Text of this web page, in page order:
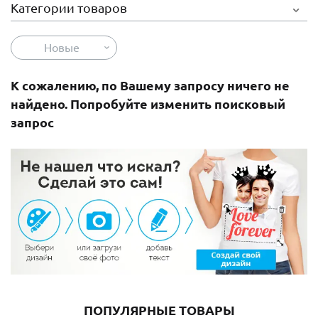
Категории товаров
Новые
К сожалению, по Вашему запросу ничего не
найдено. Попробуйте изменить поисковый
запрос
ПОПУЛЯРНЫЕ ТОВАРЫ